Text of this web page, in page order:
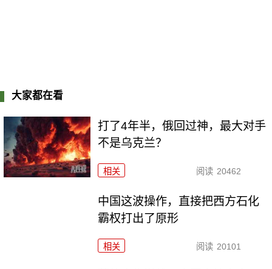
大家都在看
打了4年半，俄回过神，最大对手
不是乌克兰？
相关 阅读 20462
中国这波操作，直接把西方石化
霸权打出了原形
相关 阅读 20101